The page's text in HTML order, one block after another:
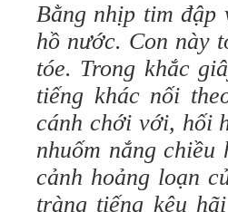
Bằng nhịp tim đập
hồ nước. Con này
tóe. Trong khắc
tiếng khác nối
cánh chới với, hối
nhuốm nắng chiều
cảnh hoảng loạn
tràng tiếng kêu